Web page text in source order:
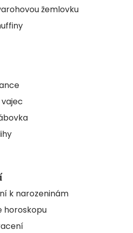
žemlovku
k narozeninám
horoskopu